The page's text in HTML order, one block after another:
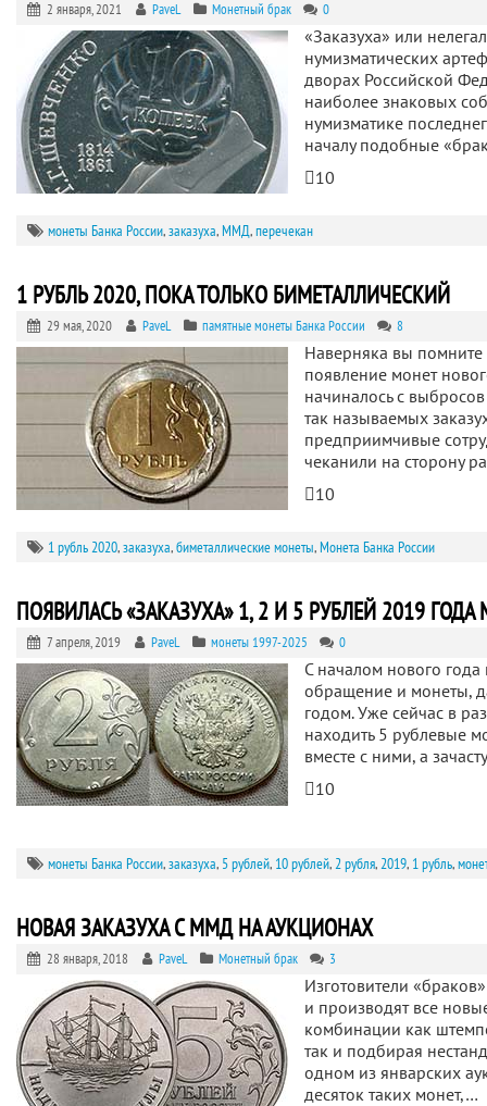
2 января, 2021 PaveL Монетный брак 0
«Заказуха» или
нумизматических
дворах Российской
наиболее знаковых
нумизматике
началу подобные
10
монеты Банка России,заказуха,ММД,перечекан
1 РУБЛЬ 2020, ПОКА ТОЛЬКО БИМЕТАЛЛИЧЕСКИЙ
29 мая, 2020 PaveL памятные монеты Банка России 8
Наверняка вы
появление монет
начиналось с
так называемых
предприимчивые
чеканили на сторону
10
1 рубль 2020,заказуха,биметаллические монеты,Монета Банка России
ПОЯВИЛАСЬ «ЗАКАЗУХА» 1, 2 И 5 РУБЛЕЙ 2019
7 апреля, 2019 PaveL монеты 1997-2025 0
C началом нового
обращение и монеты,
годом. Уже сейчас в
находить 5 рублевые
вместе с ними, а
10
монеты Банка России,заказуха, 5 рублей, 10 рублей,2 рубля,2019, 1 рубль,
НОВАЯ ЗАКАЗУХА С ММД НА АУКЦИОНАХ
28 января, 2018 PaveL Монетный брак 3
Изготовители
и производят все
комбинации как
так и подбирая
одном из январских
десяток таких монет,…